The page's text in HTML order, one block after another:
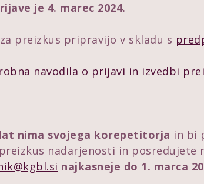
je 4. marec 2024.
preizkus pripravijo v skladu s
navodila o prijavi in izvedbi
nima svojega korepetitorja in bi
nadarjenosti in posredujete
najkasneje do 1. marca